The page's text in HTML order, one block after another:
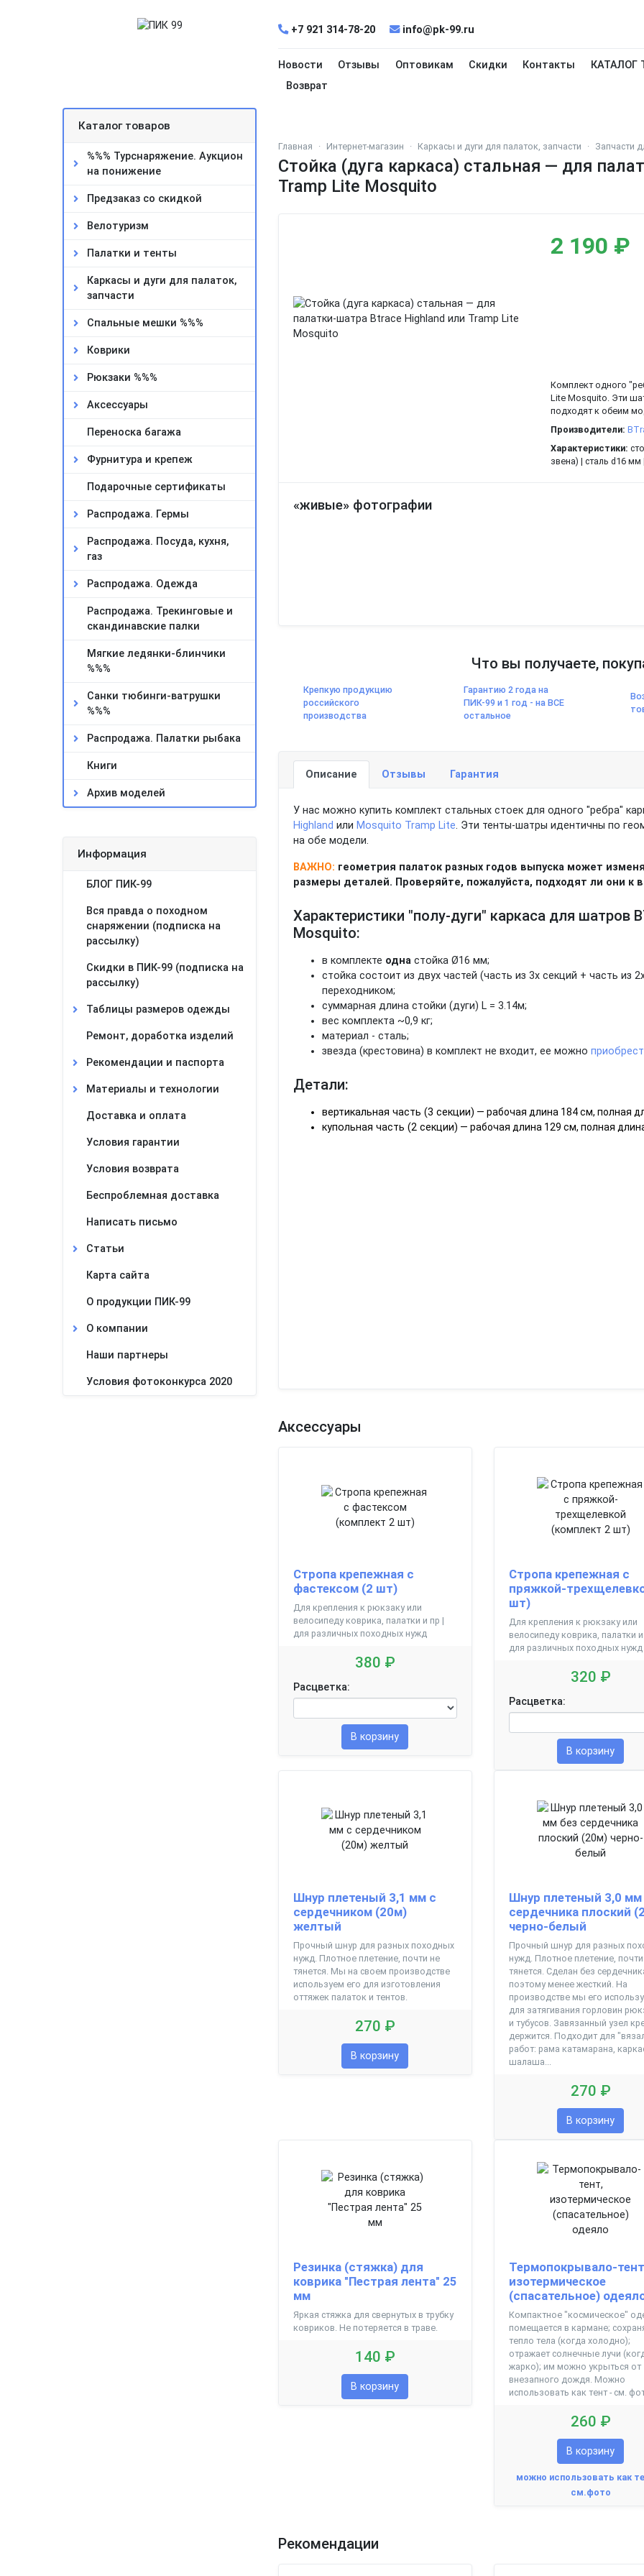
+7 921 314-78-20 info@pk-99.ru
Новости Отзывы Оптовикам Скидки Контакты
КАТАЛОГ
Возврат
Каталог товаров
%%% Турснаряжение. Аукцион
на понижение
Предзаказ со скидкой
Велотуризм
Палатки и тенты
Каркасы и дуги для палаток,
запчасти
Спальные мешки %%%
Коврики
Рюкзаки %%%
Аксессуары
Переноска багажа
Фурнитура и крепеж
Подарочные сертификаты
Распродажа. Гермы
Распродажа. Посуда, кухня,
газ
Распродажа. Одежда
Распродажа. Трекинговые и
скандинавские палки
Мягкие ледянки-блинчики
%%%
Санки тюбинги-ватрушки
%%%
Распродажа. Палатки рыбака
Книги
Архив моделей
Информация
БЛОГ ПИК-99
Вся правда о походном
снаряжении (подписка на
рассылку)
Скидки в ПИК-99 (подписка на
рассылку)
Таблицы размеров одежды
Ремонт, доработка изделий
Рекомендации и паспорта
Материалы и технологии
Доставка и оплата
Условия гарантии
Условия возврата
Беспроблемная доставка
Написать письмо
Статьи
Карта сайта
О продукции ПИК-99
О компании
Наши партнеры
Условия фотоконкурса 2020
Главная Интернет-магазин Каркасы и дуги для палаток, запчасти Запчасти
Стойка (дуга каркаса) стальная — для
Tramp Lite Mosquito
2 190 ₽
Комплект одного
Lite Mosquito. Эти
подходят к обеим
Производители:
Характеристики:
звена) | сталь d16 мм
«живые» фотографии
Что вы получаете,
Крепкую продукцию
российского
производства
Гарантию 2 года на
ПИК-99 и 1 год - на ВСЕ
остальное
Описание Отзывы Гарантия
У нас можно купить комплект стальных стоек для одного "ребра"
Highland или Mosquito Tramp Lite. Эти тенты-шатры идентичны по
на обе модели.
ВАЖНО: геометрия палаток разных годов выпуска может
размеры деталей. Проверяйте, пожалуйста, подходят ли они к
Характеристики "полу-дуги" каркаса для шатров
Mosquito:
в комплекте одна стойка Ø16 мм;
стойка состоит из двух частей (часть из 3х секций + часть из
переходником;
суммарная длина стойки (дуги) L = 3.14м;
вес комплекта ~0,9 кг;
материал - сталь;
звезда (крестовина) в комплект не входит, ее можно
Детали:
вертикальная часть (3 секции) — рабочая длина 184 см, полная
купольная часть (2 секции) — рабочая длина 129 см, полная
Аксессуары
Стропа крепежная с
фастексом (2 шт)
Для крепления к рюкзаку или
велосипеду коврика, палатки и пр |
для различных походных нужд
380 ₽
Расцветка:
В корзину
Стропа крепежная с
пряжкой-
шт)
Для крепления к рюкзаку или
велосипеду коврика, палатки
для различных походных нужд
320 ₽
Расцветка:
В корзину
Шнур плетеный 3,1 мм с
сердечником (20м)
желтый
Прочный шнур для разных походных
нужд. Плотное плетение, почти не
тянется. Мы на своем производстве
используем его для изготовления
оттяжек палаток и тентов.
270 ₽
В корзину
Шнур плетеный 3,0 мм
сердечника плоский
черно-белый
Прочный шнур для разных
нужд. Плотное плетение,
тянется. Сделан без
поэтому менее жесткий. На
производстве мы его
для затягивания горловин
и тубусов. Завязанный узел
держится. Подходит для
работ: рама катамарана,
шалаша...
270 ₽
В корзину
Резинка (стяжка) для
коврика "Пестрая лента" 25
мм
Яркая стяжка для свернутых в трубку
ковриков. Не потеряется в траве.
140 ₽
В корзину
Термопокрывало-
изотермическое
(спасательное)
Компактное "космическое"
помещается в кармане;
тепло тела (когда холодно);
отражает солнечные лучи
жарко); им можно укрыться от
внезапного дождя. Можно
использовать как тент - см.
260 ₽
В корзину
можно использовать как
см.фото
Рекомендации